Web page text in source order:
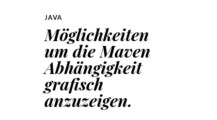
JAVA
Möglichkeiten
um die Maven
Abhängigkeit
grafisch
anzuzeigen.